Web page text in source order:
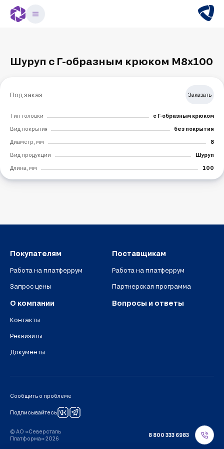
Шуруп с Г-образным крюком M8х100
Под заказ Заказать
Тип головки с Г-образным крюком
Вид покрытия без покрытия
Диаметр, мм 8
Вид продукции Шуруп
Длина, мм 100
Покупателям
Работа на платферрум
Запрос цены
Поставщикам
Работа на платферрум
Партнерская программа
О компании
Контакты
Реквизиты
Документы
Вопросы и ответы
Сообщить о проблеме
© АО «Северсталь
Платформа» 2026
Подписывайтесь
8 800 333 6983